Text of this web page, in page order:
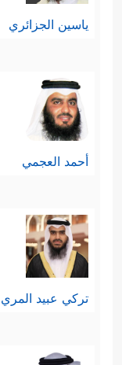
ياسين الجزائري
أحمد العجمي
تركي عبيد المري